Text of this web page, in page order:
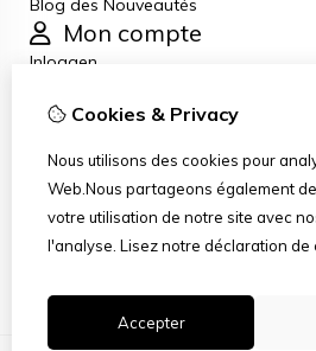
Blog des Nouveautés
Mon compte
Inloggen
Liste de souhaits
Service client
Nous contacter
Plan du site
Cookies & Privacy
Nous utilisons des cookies pour
Web.Nous partageons également
votre utilisation de notre site avec
l'analyse. Lisez notre déclaration de
Accepter